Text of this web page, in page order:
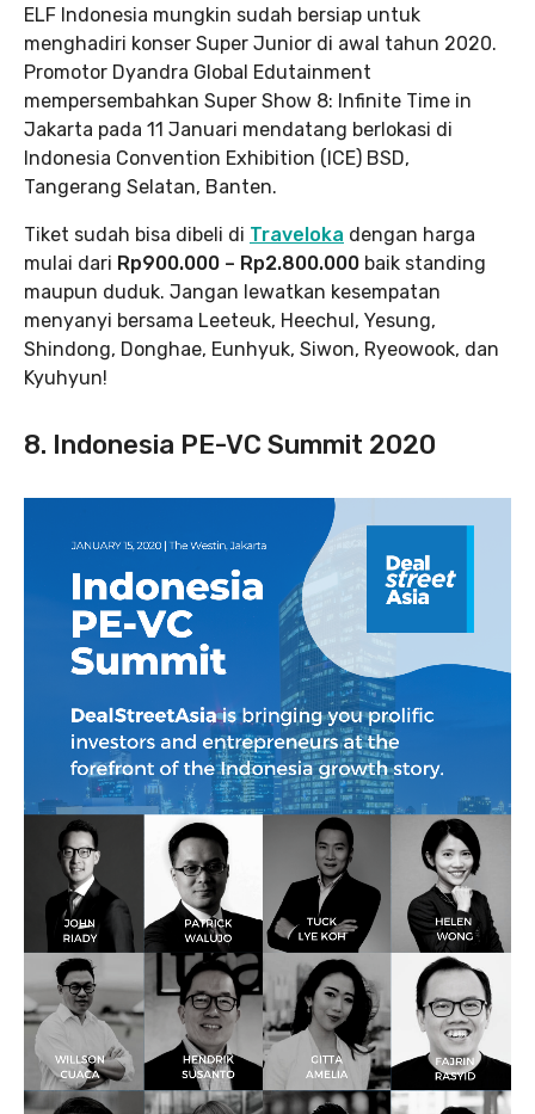
ELF Indonesia mungkin sudah bersiap untuk
menghadiri konser Super Junior di awal tahun 2020.
Promotor Dyandra Global Edutainment
mempersembahkan Super Show 8: Infinite Time in
Jakarta pada 11 Januari mendatang berlokasi di
Indonesia Convention Exhibition (ICE) BSD,
Tangerang Selatan, Banten.
Tiket sudah bisa dibeli di Traveloka dengan harga
mulai dari Rp900.000 – Rp2.800.000 baik standing
maupun duduk. Jangan lewatkan kesempatan
menyanyi bersama Leeteuk, Heechul, Yesung,
Shindong, Donghae, Eunhyuk, Siwon, Ryeowook, dan
Kyuhyun!
8. Indonesia PE-VC Summit 2020